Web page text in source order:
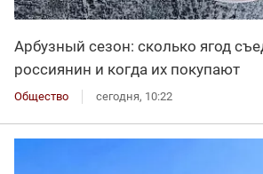
Арбузный сезон: сколько ягод
россиянин и когда их покупают
Общество сегодня, 10:22